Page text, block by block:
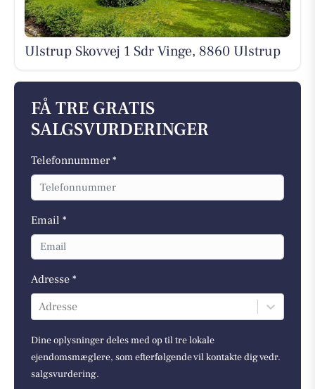
Ulstrup Skovvej 1 Sdr Vinge, 8860 Ulstrup
FÅ TRE GRATIS
SALGSVURDERINGER
Telefonnummer *
Email *
Adresse *
Adresse
Dine oplysninger deles med op til tre lokale
ejendomsmæglere, som efterfølgende vil kontakte dig vedr.
salgsvurdering.